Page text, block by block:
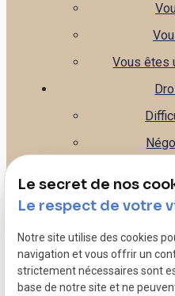
Vous êtes
Litiges
Rédaction
Le secret de nos
Le respect de votre
Notre site utilise des cookies
navigation et vous offrir un
strictement nécessaires sont
base de notre site et ne